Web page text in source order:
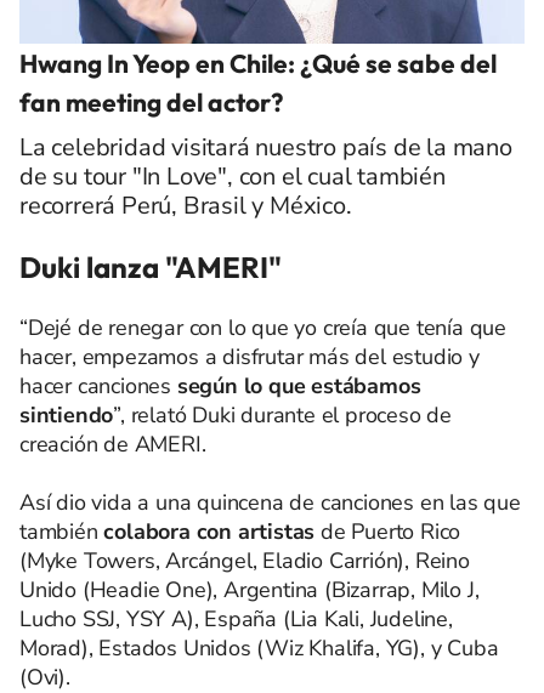
Hwang In Yeop en Chile: ¿Qué se sabe del
fan meeting del actor?
La celebridad visitará nuestro país de la mano
de su tour "In Love", con el cual también
recorrerá Perú, Brasil y México.
Duki lanza "AMERI"
“Dejé de renegar con lo que yo creía que tenía que
hacer, empezamos a disfrutar más del estudio y
hacer canciones según lo que estábamos
sintiendo”, relató Duki durante el proceso de
creación de AMERI.
Así dio vida a una quincena de canciones en las que
también colabora con artistas de Puerto Rico
(Myke Towers, Arcángel, Eladio Carrión), Reino
Unido (Headie One), Argentina (Bizarrap, Milo J,
Lucho SSJ, YSY A), España (Lia Kali, Judeline,
Morad), Estados Unidos (Wiz Khalifa, YG), y Cuba
(Ovi).